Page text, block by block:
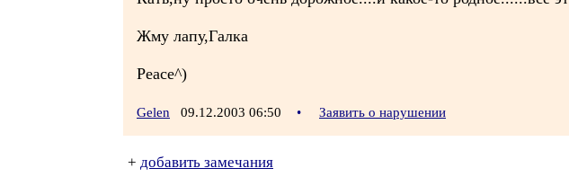
Жму лапу,Галка
Peace^)
Gelen 09.12.2003 06:50 • Заявить о нарушении
+ добавить замечания